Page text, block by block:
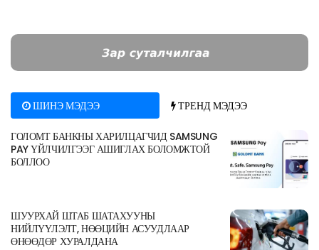
ШИНЭ МЭДЭЭ ТРЕНД МЭДЭЭ
ГОЛОМТ БАНКНЫ ХАРИЛЦАГЧИД SAMSUNG
PAY ҮЙЛЧИЛГЭЭГ АШИГЛАХ БОЛОМЖТОЙ
БОЛЛОО
ШУУРХАЙ ШТАБ ШАТАХУУНЫ
НИЙЛҮҮЛЭЛТ, НӨӨЦИЙН АСУУДЛААР
ӨНӨӨДӨР ХУРАЛДАНА